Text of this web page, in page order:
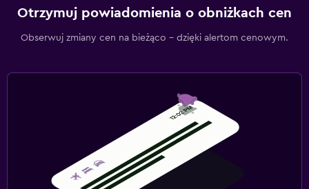
Otrzymuj powiadomienia o obniżkach cen
Obserwuj zmiany cen na bieżąco – dzięki alertom cenowym.